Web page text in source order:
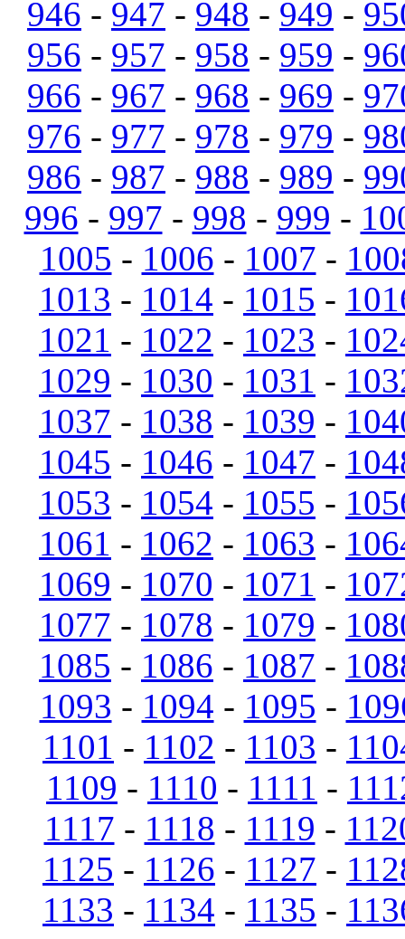
946 - 947 - 948 - 949 -
956 - 957 - 958 - 959 -
966 - 967 - 968 - 969 -
976 - 977 - 978 - 979 -
986 - 987 - 988 - 989 -
996 - 997 - 998 - 999 -
1005 - 1006 - 1007 -
1013 - 1014 - 1015 -
1021 - 1022 - 1023 -
1029 - 1030 - 1031 -
1037 - 1038 - 1039 -
1045 - 1046 - 1047 -
1053 - 1054 - 1055 -
1061 - 1062 - 1063 -
1069 - 1070 - 1071 -
1077 - 1078 - 1079 -
1085 - 1086 - 1087 -
1093 - 1094 - 1095 -
1101 - 1102 - 1103 -
1109 - 1110 - 1111 -
1117 - 1118 - 1119 -
1125 - 1126 - 1127 -
1133 - 1134 - 1135 -